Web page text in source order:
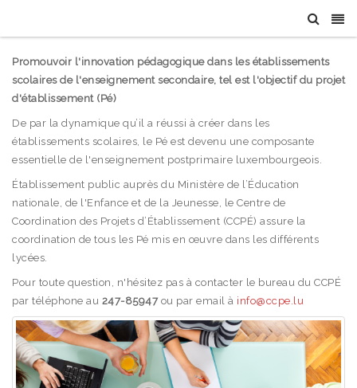
Promouvoir l'innovation pédagogique dans les établissements
scolaires de l'enseignement secondaire, tel est l'objectif du projet
d'établissement (Pé)
De par la dynamique qu’il a réussi à créer dans les
établissements scolaires, le Pé est devenu une composante
essentielle de l'enseignement postprimaire luxembourgeois.
Établissement public auprès du Ministère de l’Éducation
nationale, de l'Enfance et de la Jeunesse, le Centre de
Coordination des Projets d’Établissement (CCPÉ) assure la
coordination de tous les Pé mis en œuvre dans les différents
lycées.
Pour toute question, n'hésitez pas à contacter le bureau du CCPÉ
par téléphone au 247-85947ou par email à info@ccpe.lu